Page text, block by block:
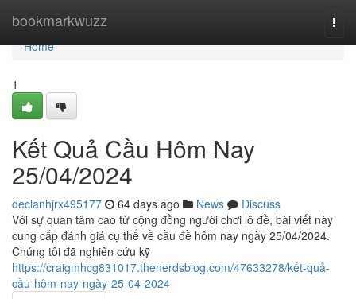
bookmarkwuzz
Home
Home
1
Kết Quả Cầu Hôm Nay
25/04/2024
declanhjrx495177 64 days ago News
Discuss
Với sự quan tâm cao từ cộng đồng người chơi lô đề, bài viết này
cung cấp đánh giá cụ thể về cầu đề hôm nay ngày 25/04/2024.
Chúng tôi đã nghiên cứu kỹ
https://craigmhcg831017.thenerdsblog.com/47633278/kết-quả-
cầu-hôm-nay-ngày-25-04-2024